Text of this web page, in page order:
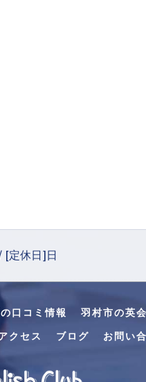
[定休日]日
口コミ情報
羽村市の英
クセス ブログ お問い